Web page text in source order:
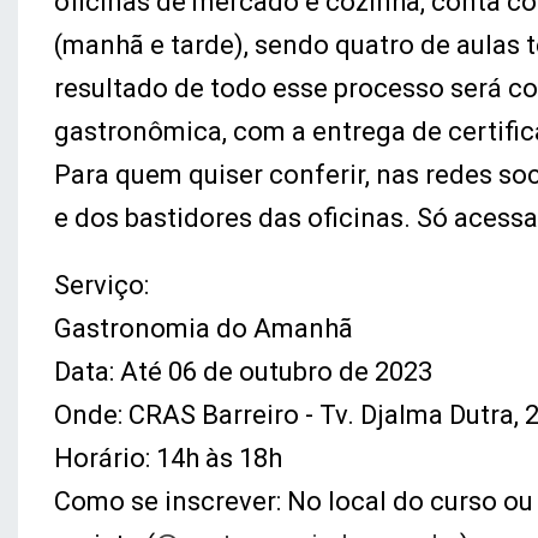
(manhã e tarde), sendo quatro de
resultado de todo esse processo será
gastronômica, com a entrega de
Para quem quiser conferir, nas redes
e dos bastidores das oficinas. Só
Serviço:
Gastronomia do Amanhã
Data: Até 06 de outubro de 2023
Onde: CRAS Barreiro - Tv. Djalma Dutra,
Horário: 14h às 18h
Como se inscrever: No local do curso